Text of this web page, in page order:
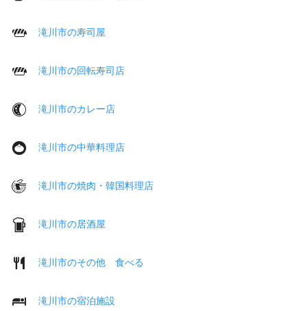
滝川市の寿司屋
滝川市の回転寿司店
滝川市のカレー店
滝川市の中華料理店
滝川市の焼肉・韓国料理店
滝川市の居酒屋
滝川市のその他 食べる
滝川市の宿泊施設